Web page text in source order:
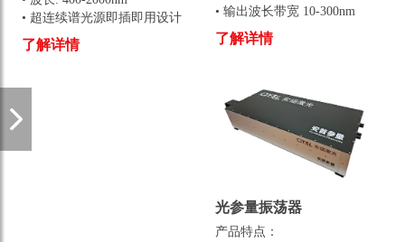
• 超连续谱光源即插即用设计
• 支持 8 通道同时输出
• 线偏振光输出
• 防尘设计，风冷
了解详情
• 输出波长带宽 10-300nm
• 无须对准，即插即用
• 可选单模光纤输出
150mm*150mm*76mm
了解详情
光参量振荡器
产品特点：